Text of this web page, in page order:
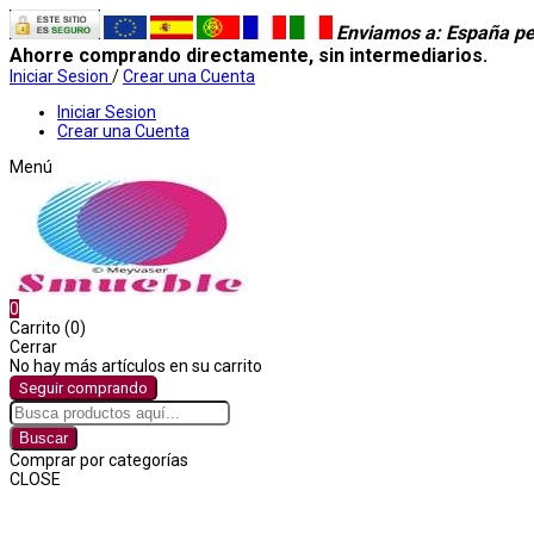
Enviamos a: España
Ahorre comprando directamente, sin intermediarios.
Iniciar Sesion /Crear una Cuenta
Iniciar Sesion
Crear una Cuenta
Menú
0
Carrito (0)
Cerrar
No hay más artículos en su carrito
Seguir comprando
Buscar
Comprar por categorías
CLOSE